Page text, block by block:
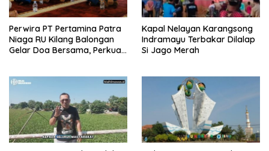
Perwira PT Pertamina Patra
Niaga RU Kilang Balongan
Gelar Doa Bersama, Perkuat
Kapal Nelayan Karangsong
Indramayu Terbakar Dilalap
Si Jago Merah